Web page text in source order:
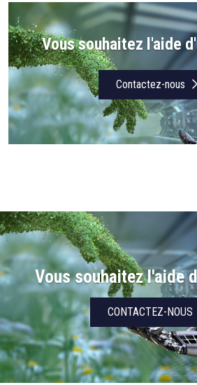
Vous souhaitez l'aide
Contactez-nous
Vous souhaitez l'aide
CONTACTEZ-NOUS